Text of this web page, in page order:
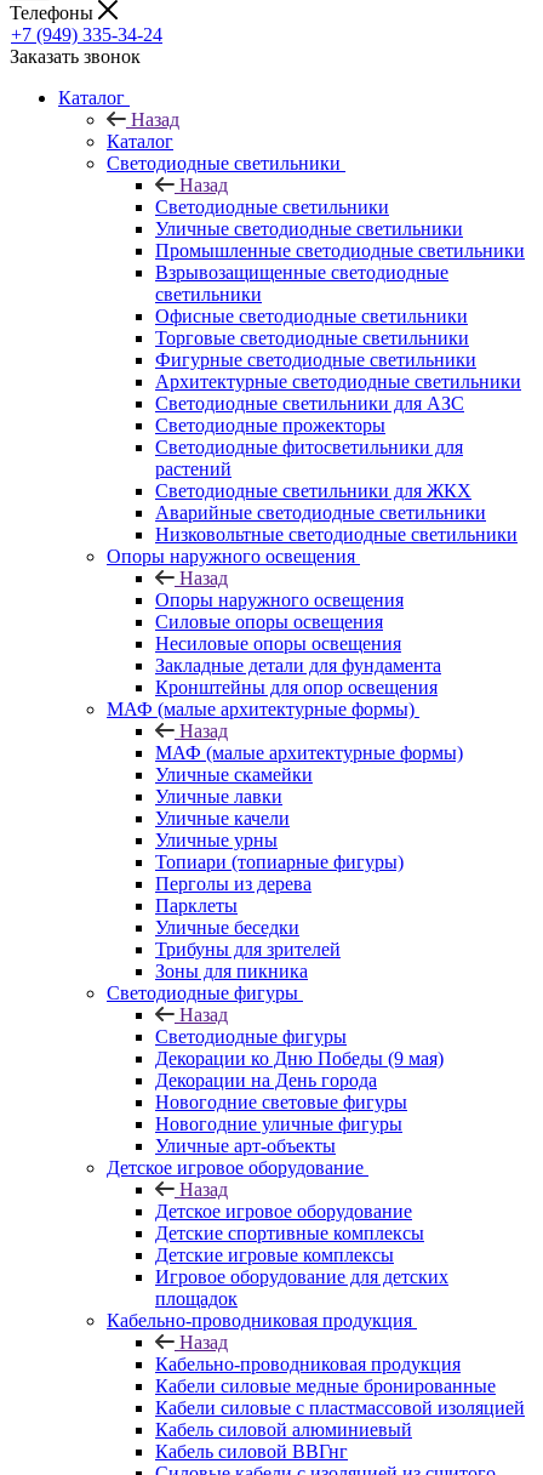
Телефоны
+7 (949) 335-34-24
Заказать звонок
Каталог
Назад
Каталог
Светодиодные светильники
Назад
Светодиодные светильники
Уличные светодиодные светильники
Промышленные светодиодные светильники
Взрывозащищенные светодиодные
светильники
Офисные светодиодные светильники
Торговые светодиодные светильники
Фигурные светодиодные светильники
Архитектурные светодиодные светильники
Светодиодные светильники для АЗС
Светодиодные прожекторы
Светодиодные фитосветильники для
растений
Светодиодные светильники для ЖКХ
Аварийные светодиодные светильники
Низковольтные светодиодные светильники
Опоры наружного освещения
Назад
Опоры наружного освещения
Силовые опоры освещения
Несиловые опоры освещения
Закладные детали для фундамента
Кронштейны для опор освещения
МАФ (малые архитектурные формы)
Назад
МАФ (малые архитектурные формы)
Уличные скамейки
Уличные лавки
Уличные качели
Уличные урны
Топиари (топиарные фигуры)
Перголы из дерева
Парклеты
Уличные беседки
Трибуны для зрителей
Зоны для пикника
Светодиодные фигуры
Назад
Светодиодные фигуры
Декорации ко Дню Победы (9 мая)
Декорации на День города
Новогодние световые фигуры
Новогодние уличные фигуры
Уличные арт-объекты
Детское игровое оборудование
Назад
Детское игровое оборудование
Детские спортивные комплексы
Детские игровые комплексы
Игровое оборудование для детских
площадок
Кабельно-проводниковая продукция
Назад
Кабельно-проводниковая продукция
Кабели силовые медные бронированные
Кабели силовые с пластмассовой изоляцией
Кабель силовой алюминиевый
Кабель силовой ВВГнг